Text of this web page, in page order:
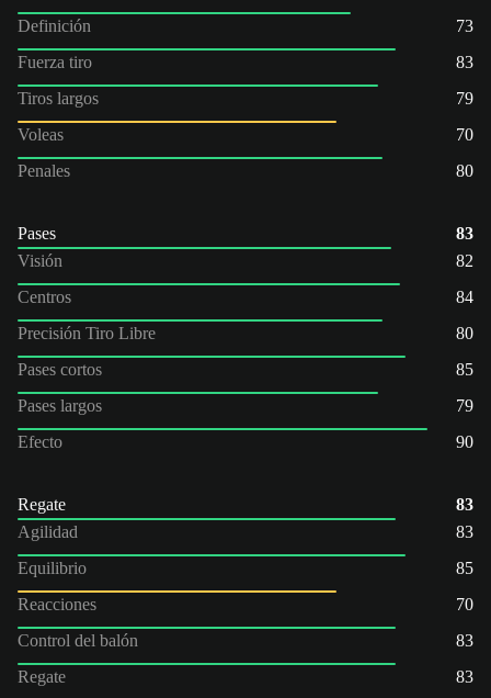
Definición
73
Fuerza tiro
83
Tiros largos
79
Voleas
70
Penales
80
Pases
83
Visión
82
Centros
84
Precisión Tiro Libre
80
Pases cortos
85
Pases largos
79
Efecto
90
Regate
83
Agilidad
83
Equilibrio
85
Reacciones
70
Control del balón
83
Regate
83